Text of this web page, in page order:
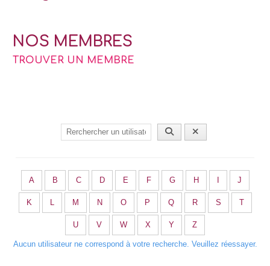
NOS MEMBRES
TROUVER UN MEMBRE
A B C D E F G H I J
K L M N O P Q R S T
U V W X Y Z
Aucun utilisateur ne correspond à votre recherche. Veuillez réessayer.